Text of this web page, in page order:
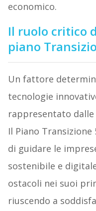
economico.
Il ruolo critico
piano
Un fattore
tecnologie
rappresentato
Il Piano Transizione
di guidare le
sostenibile e
ostacoli nei suoi
riuscendo a